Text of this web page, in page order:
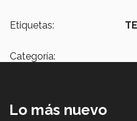
Etiquetas:
Categoría:
Lo más nuevo